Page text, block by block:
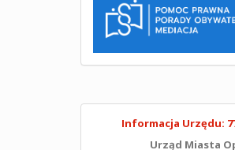
Informacja Urzędu: 77
Urząd Miasta